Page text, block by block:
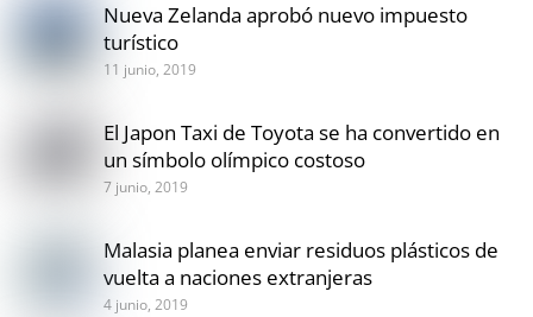
Nueva Zelanda aprobó nuevo impuesto
turístico
11 junio, 2019
El Japon Taxi de Toyota se ha convertido en
un símbolo olímpico costoso
7 junio, 2019
Malasia planea enviar residuos plásticos de
vuelta a naciones extranjeras
4 junio, 2019